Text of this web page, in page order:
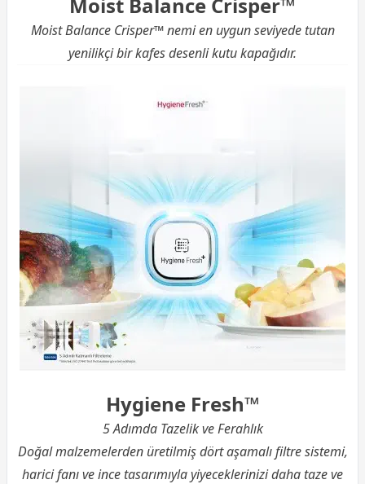
Moist Balance Crisper™
Moist Balance Crisper™ nemi en uygun seviyede tutan
yenilikçi bir kafes desenli kutu kapağıdır.
Hygiene Fresh™
5 Adımda Tazelik ve Ferahlık
Doğal malzemelerden üretilmiş dört aşamalı filtre sistemi,
harici fanı ve ince tasarımıyla yiyeceklerinizi daha taze ve